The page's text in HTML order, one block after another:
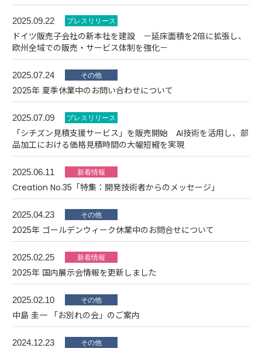
2025.09.22
ドイツ販売子会社の新本社を建設 －延床面積を2倍に拡張し、
欧州全域での販売・サービス体制を強化－
2025.07.24
2025年 夏季休業中のお問い合わせについて
2025.07.09
「シチズン見積支援サービス」を販売開始 AI技術を活用し、部
品加工における価格見積時間の大幅短縮を実現
2025.06.11
Creation No.35「特集：開発技術者からのメッセージ」
2025.04.23
2025年 ゴールデンウィーク休業中のお問合せについて
2025.02.25
2025年 国内展示会情報を更新しました
2025.02.10
中島 圭一 「お別れの会」のご案内
2024.12.23